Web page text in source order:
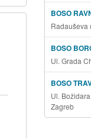
BOSO
Radauševa
BOSO
Ul. Grada
BOSO
Ul.
Zagreb